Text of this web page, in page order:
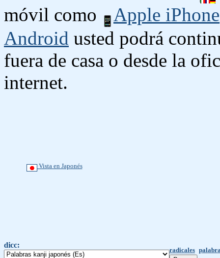
móvil como
Apple iPhone
Android usted podrá
fuera de casa o desde la
internet.
Vista en Japonés
dicc:
radicales